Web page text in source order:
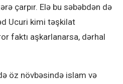
çarpır. Elə bu səbəbdən də
Ucuri kimi təşkilat
faktı aşkarlanarsa, dərhal
öz növbəsində islam və